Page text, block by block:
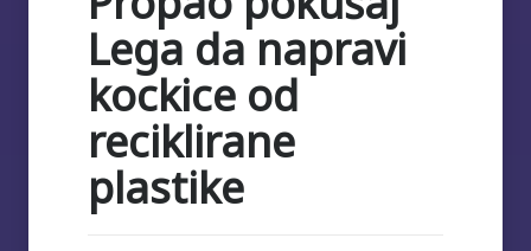
Lega da napravi
kockice od
reciklirane
plastike